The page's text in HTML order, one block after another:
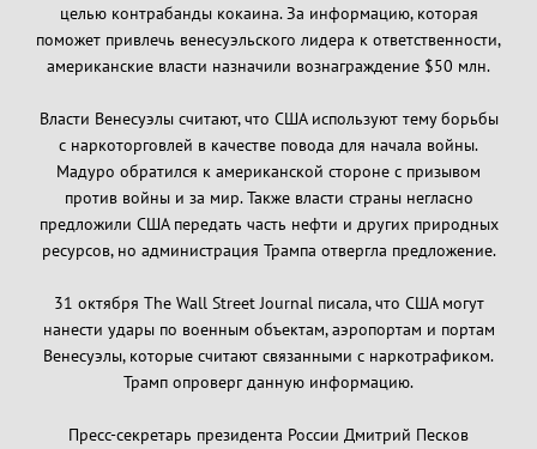
целью контрабанды кокаина. За информацию, которая
поможет привлечь венесуэльского лидера к ответственности,
американские власти назначили вознаграждение $50 млн.
Власти Венесуэлы считают, что США используют тему борьбы
с наркоторговлей в качестве повода для начала войны.
Мадуро обратился к американской стороне с призывом
против войны и за мир. Также власти страны негласно
предложили США передать часть нефти и других природных
ресурсов, но администрация Трампа отвергла предложение.
31 октября The Wall Street Journal писала, что США могут
нанести удары по военным объектам, аэропортам и портам
Венесуэлы, которые считают связанными с наркотрафиком.
Трамп опроверг данную информацию.
Пресс-секретарь президента России Дмитрий Песков